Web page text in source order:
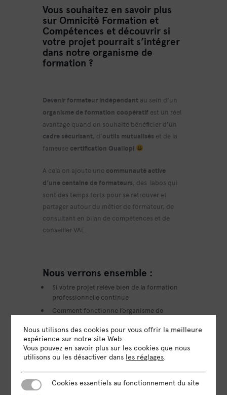
Vous souhaitez en savoir plus
sur Omnicité Formation et
Compétences et découvrir si
votre projet pourrait s’intégrer
dans notre organisme de
formation ?
Devenir formateur indépendant au sein d’un
organisme de formation coopératif est un réel
avantage quand on souhaite bénéficier d’un
cadre sécurisant, d’outils mutualisés et de la
fameuse certification Qualiopi
A cela on ajoute une communauté active
d’une centaine de formateurs, des labos qui
sont des temps forts pour se retrouver et
partager autour du métier de formateur, de
consultant en bilan de compétences et de
conseiller VAE.
Nous verrons ensemble :
Si votre projet relève bien de la formation
professionnelle continue
Comment fonctionne l’organisme de
Comment intégrer l’organisme de
formation
Nous utilisons des cookies pour vous offrir la meilleure
expérience sur notre site Web.
Vous pouvez en savoir plus sur les cookies que nous
utilisons ou les désactiver dans les réglages.
Cookies essentiels au fonctionnement du site
Cookies essentiels au fonctionnement du site